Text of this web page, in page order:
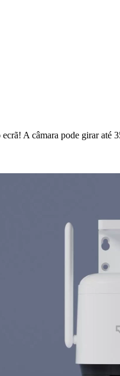
A câmara pode girar até